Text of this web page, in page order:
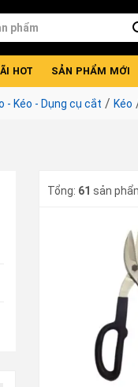
HOT SẢN PHẨM MỚI
- Kéo - Dụng cụ cắt / Kéo
Tổng: 61 sản